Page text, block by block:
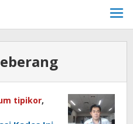
tipikor,